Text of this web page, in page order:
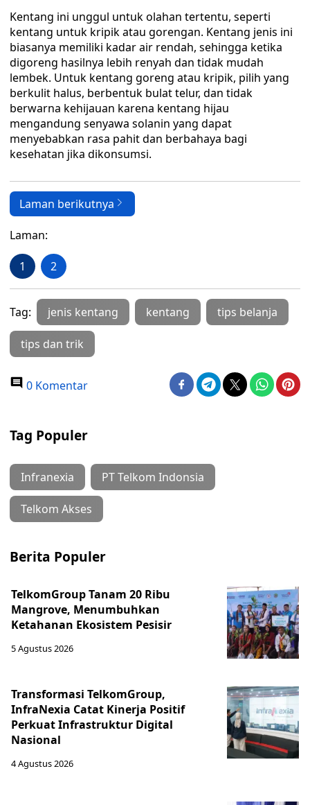
Kentang ini unggul untuk olahan tertentu, seperti
kentang untuk kripik atau gorengan. Kentang jenis ini
biasanya memiliki kadar air rendah, sehingga ketika
digoreng hasilnya lebih renyah dan tidak mudah
lembek. Untuk kentang goreng atau kripik, pilih yang
berkulit halus, berbentuk bulat telur, dan tidak
berwarna kehijauan karena kentang hijau
mengandung senyawa solanin yang dapat
menyebabkan rasa pahit dan berbahaya bagi
kesehatan jika dikonsumsi.
Laman berikutnya
Laman:
1 2
Tag: jenis kentang kentang tips belanja
tips dan trik
0 Komentar
Tag Populer
Infranexia PT Telkom Indonsia
Telkom Akses
Berita Populer
TelkomGroup Tanam 20 Ribu
Mangrove, Menumbuhkan
Ketahanan Ekosistem Pesisir
5 Agustus 2026
Transformasi TelkomGroup,
InfraNexia Catat Kinerja Positif
Perkuat Infrastruktur Digital
Nasional
4 Agustus 2026